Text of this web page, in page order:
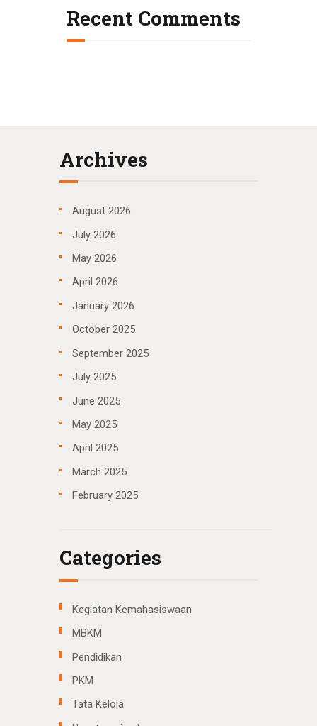
Recent Comments
Archives
August 2026
July 2026
May 2026
April 2026
January 2026
October 2025
September 2025
July 2025
June 2025
May 2025
April 2025
March 2025
February 2025
Categories
Kegiatan Kemahasiswaan
MBKM
Pendidikan
PKM
Tata Kelola